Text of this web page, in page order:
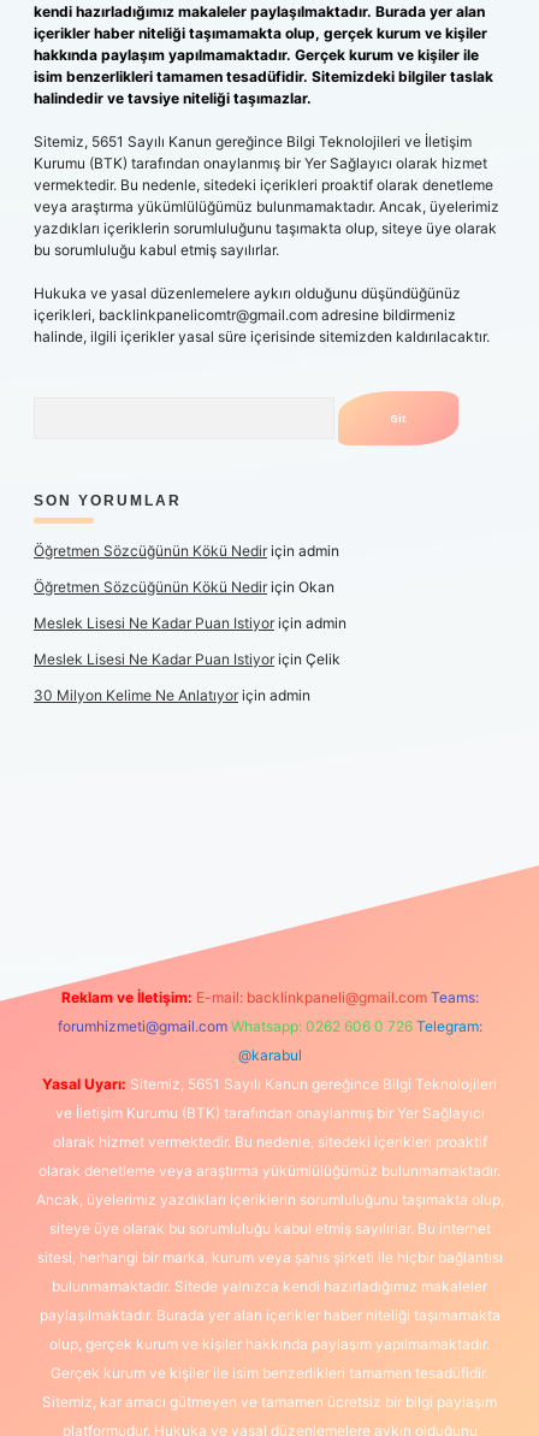
kendi hazırladığımız makaleler paylaşılmaktadır. Burada yer alan
içerikler haber niteliği taşımamakta olup, gerçek kurum ve kişiler
hakkında paylaşım yapılmamaktadır. Gerçek kurum ve kişiler ile
isim benzerlikleri tamamen tesadüfidir. Sitemizdeki bilgiler taslak
halindedir ve tavsiye niteliği taşımazlar.
Sitemiz, 5651 Sayılı Kanun gereğince Bilgi Teknolojileri ve İletişim
Kurumu (BTK) tarafından onaylanmış bir Yer Sağlayıcı olarak hizmet
vermektedir. Bu nedenle, sitedeki içerikleri proaktif olarak denetleme
veya araştırma yükümlülüğümüz bulunmamaktadır. Ancak, üyelerimiz
yazdıkları içeriklerin sorumluluğunu taşımakta olup, siteye üye olarak
bu sorumluluğu kabul etmiş sayılırlar.
Hukuka ve yasal düzenlemelere aykırı olduğunu düşündüğünüz
içerikleri, backlinkpanelicomtr@gmail.com adresine bildirmeniz
halinde, ilgili içerikler yasal süre içerisinde sitemizden kaldırılacaktır.
SON YORUMLAR
Öğretmen Sözcüğünün Kökü Nediriçin admin
Öğretmen Sözcüğünün Kökü Nediriçin Okan
Meslek Lisesi Ne Kadar Puan Istiyoriçin admin
Meslek Lisesi Ne Kadar Puan Istiyoriçin Çelik
30 Milyon Kelime Ne Anlatıyoriçin admin
elexbetgiris.org
Reklam ve İletişim: E-mail: backlinkpaneli@gmail.com Teams:
forumhizmeti@gmail.com Whatsapp: 0262 606 0 726 Telegram:
@karabul
Yasal Uyarı: Sitemiz, 5651 Sayılı Kanun gereğince Bilgi Teknolojileri
ve İletişim Kurumu (BTK) tarafından onaylanmış bir Yer Sağlayıcı
olarak hizmet vermektedir. Bu nedenle, sitedeki içerikleri proaktif
olarak denetleme veya araştırma yükümlülüğümüz bulunmamaktadır.
Ancak, üyelerimiz yazdıkları içeriklerin sorumluluğunu taşımakta olup,
siteye üye olarak bu sorumluluğu kabul etmiş sayılırlar. Bu internet
sitesi, herhangi bir marka, kurum veya şahıs şirketi ile hiçbir bağlantısı
bulunmamaktadır. Sitede yalnızca kendi hazırladığımız makaleler
paylaşılmaktadır. Burada yer alan içerikler haber niteliği taşımamakta
olup, gerçek kurum ve kişiler hakkında paylaşım yapılmamaktadır.
Gerçek kurum ve kişiler ile isim benzerlikleri tamamen tesadüfidir.
Sitemiz, kar amacı gütmeyen ve tamamen ücretsiz bir bilgi paylaşım
platformudur. Hukuka ve yasal düzenlemelere aykırı olduğunu